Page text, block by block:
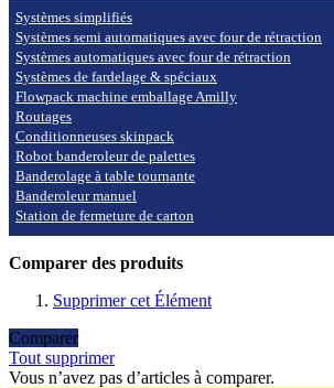
Systèmes simplifiés
Systèmes semi automatiques avec four de rétraction
Systèmes automatiques avec four de rétraction
Systèmes de fardelage & spéciaux
Flowpack machine emballage Amilly
Routages
Conditionneuses skinpack
Robot banderoleur de palettes
Banderolage à table tournante
Banderoleur manuel
Station de fermeture de carton
Comparer des produits
Supprimer cet Élément
Comparer
Tout supprimer
Vous n’avez pas d’articles à comparer.